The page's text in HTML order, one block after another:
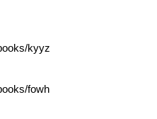
kyyz
fowh